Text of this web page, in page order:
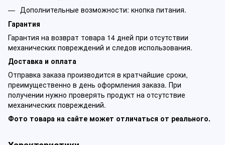
Дополнительные возможности: кнопка питания.‌
Гарантия
Гарантия на возврат товара 14 дней при отсутствии
механических повреждений и следов использования.
Доставка и оплата
Отправка заказа производится в кратчайшие сроки,
преимущественно в день оформления заказа. При
получении нужно проверять продукт на отсутствие
механических повреждений.
Фото товара на сайте может отличаться от реального.